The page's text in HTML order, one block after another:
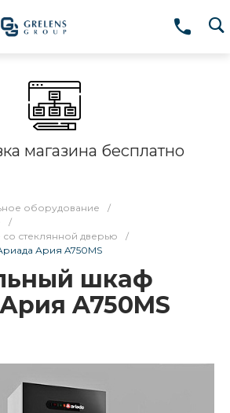
магазина бесплатно
оборудование
/
/
стеклянной дверью
/
Ария A750MS
шкаф
A750MS